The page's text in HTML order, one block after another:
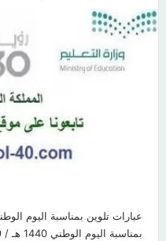
بمناسبة اليوم الوطني 1440 هـ / 2019 م…